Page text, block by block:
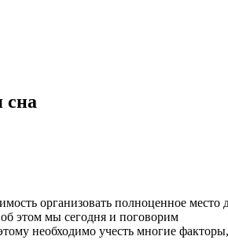
сна
организовать полноценное
этом мы сегодня и поговорим
необходимо учесть многие